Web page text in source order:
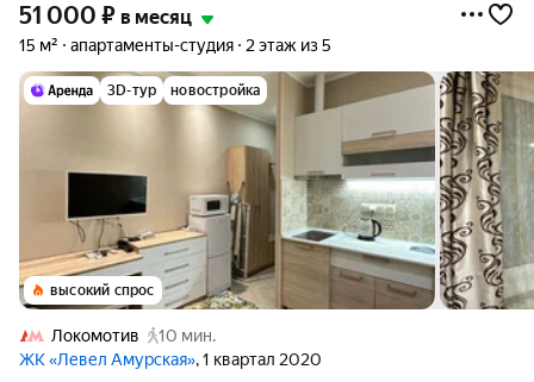
51 000 ₽ в месяц
15 м² апартаменты-студия 2 этаж из 5
3D-тур новостройка
высокий спрос
Локомотив
10 мин.
ЖК «Левел Амурская», 1 квартал 2020